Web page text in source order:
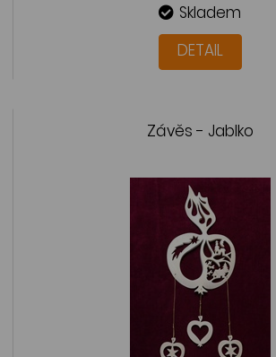
Skladem
DETAIL
Závěs - Jablko